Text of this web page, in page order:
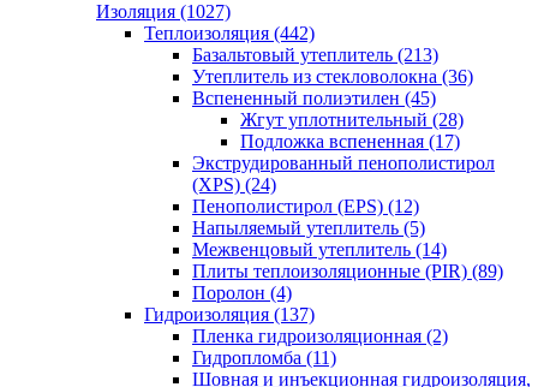
Изоляция (1027)
Теплоизоляция (442)
Базальтовый утеплитель (213)
Утеплитель из стекловолокна (36)
Вспененный полиэтилен (45)
Жгут уплотнительный (28)
Подложка вспененная (17)
Экструдированный пенополистирол
(XPS) (24)
Пенополистирол (EPS) (12)
Напыляемый утеплитель (5)
Межвенцовый утеплитель (14)
Плиты теплоизоляционные (PIR) (89)
Поролон (4)
Гидроизоляция (137)
Пленка гидроизоляционная (2)
Гидропломба (11)
Шовная и инъекционная гидроизоляция,